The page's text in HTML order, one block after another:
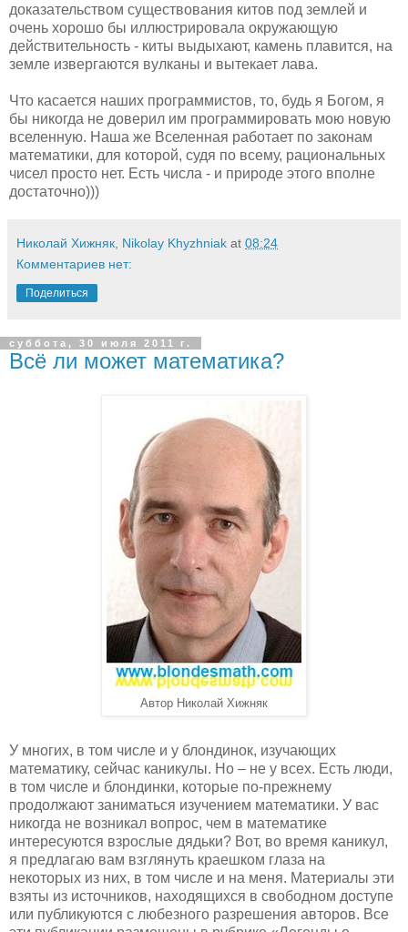
доказательством существования китов под землей и
очень хорошо бы иллюстрировала окружающую
действительность - киты выдыхают, камень плавится, на
земле извергаются вулканы и вытекает лава.
Что касается наших программистов, то, будь я Богом, я
бы никогда не доверил им программировать мою новую
вселенную. Наша же Вселенная работает по законам
математики, для которой, судя по всему, рациональных
чисел просто нет. Есть числа - и природе этого вполне
достаточно)))
Николай Хижняк, Nikolay Khyzhniak at 08:24
Комментариев нет:
Поделиться
суббота, 30 июля 2011 г.
Всё ли может математика?
Автор Николай Хижняк
У многих, в том числе и у блондинок, изучающих
математику, сейчас каникулы. Но – не у всех. Есть люди,
в том числе и блондинки, которые по-прежнему
продолжают заниматься изучением математики. У вас
никогда не возникал вопрос, чем в математике
интересуются взрослые дядьки? Вот, во время каникул,
я предлагаю вам взглянуть краешком глаза на
некоторых из них, в том числе и на меня. Материалы эти
взяты из источников, находящихся в свободном доступе
или публикуются с любезного разрешения авторов. Все